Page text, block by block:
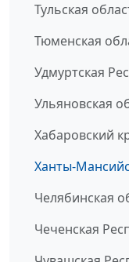
Тульская
Тюменская
Удмуртская
Ульяновская
Хабаровский
Ханты-
Челябинская
Чеченская